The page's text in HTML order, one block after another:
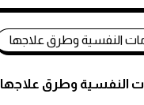
النفسية وطرق علاجها